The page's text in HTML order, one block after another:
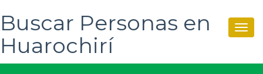
Buscar Personas en
Huarochirí